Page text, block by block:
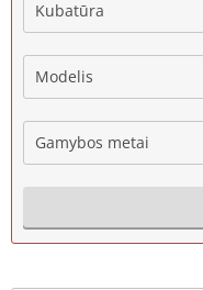
Kubatūra
Modelis
Gamybos metai